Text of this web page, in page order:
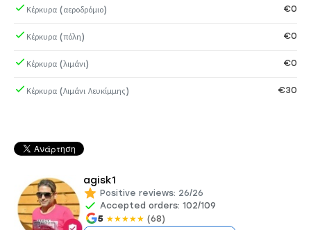
Κέρκυρα (αεροδρόμιο) €0
Κέρκυρα (πόλη) €0
Κέρκυρα (λιμάνι) €0
Κέρκυρα (Λιμάνι Λευκίμμης) €30
agisk1
Positive reviews: 26/26
Accepted orders: 102/109
5 ★★★★★ (68)